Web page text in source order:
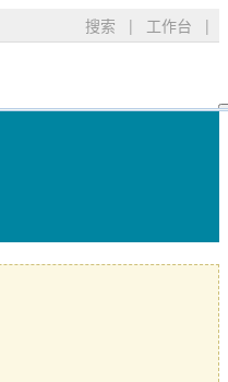
搜索 | 工作台
|